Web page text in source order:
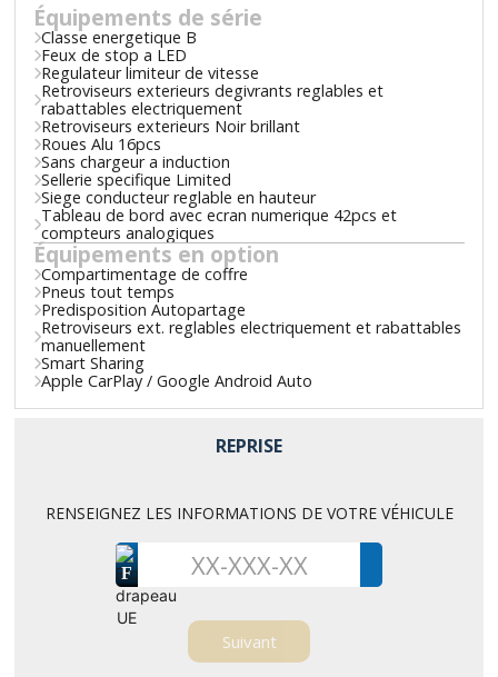
Équipements de série
Classe energetique B
Feux de stop a LED
Regulateur limiteur de vitesse
Retroviseurs exterieurs degivrants reglables et
rabattables electriquement
Retroviseurs exterieurs Noir brillant
Roues Alu 16pcs
Sans chargeur a induction
Sellerie specifique Limited
Siege conducteur reglable en hauteur
Tableau de bord avec ecran numerique 42pcs et
compteurs analogiques
Équipements en option
Compartimentage de coffre
Pneus tout temps
Predisposition Autopartage
Retroviseurs ext. reglables electriquement et rabattables
manuellement
Smart Sharing
Apple CarPlay / Google Android Auto
REPRISE
RENSEIGNEZ LES INFORMATIONS DE VOTRE VÉHICULE
F